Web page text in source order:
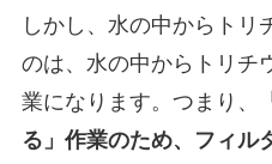
しかし、水の中からトリ
のは、水の中からトリチ
業になります。つまり、
る」作業のため、フィル